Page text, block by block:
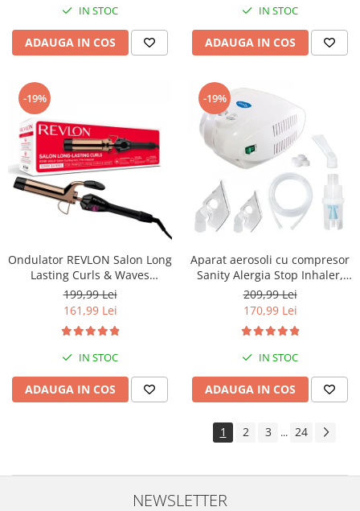
IN STOC
ADAUGA IN COS
IN STOC
ADAUGA IN COS
-19%
Ondulator REVLON Salon Long
Lasting Curls & Waves
RVIR1159E
199,99 Lei
161,99 Lei
IN STOC
ADAUGA IN COS
-19%
Aparat aerosoli cu compresor
Sanity Alergia Stop Inhaler,
MMAD 3 µm, cupa
medicamente 10 ml
209,99 Lei
170,99 Lei
IN STOC
ADAUGA IN COS
1 2 3 ... 24
NEWSLETTER